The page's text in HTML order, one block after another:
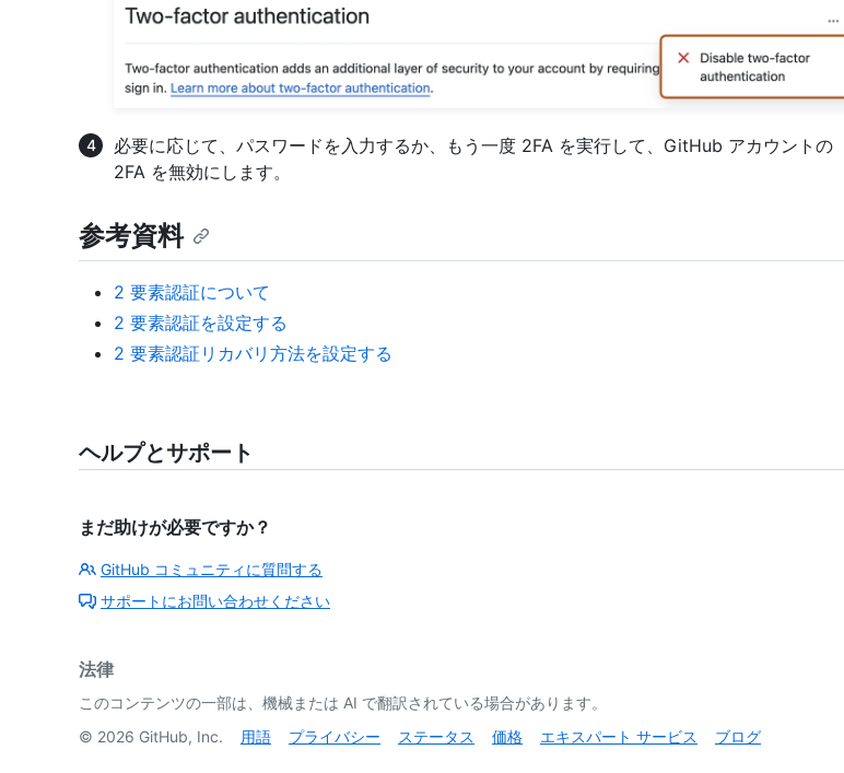
必要に応じて、パスワードを入力するか、もう一度 2FA を実行して、GitHub アカウントの
2FA を無効にします。
参考資料
2 要素認証について
2 要素認証を設定する
2 要素認証リカバリ方法を設定する
ヘルプとサポート
まだ助けが必要ですか？
GitHub コミュニティに質問する
サポートにお問い合わせください
法律
このコンテンツの一部は、機械または AI で翻訳されている場合があります。
© 2026 GitHub, Inc. 用語 プライバシー ステータス 価格 エキスパート サービス ブログ